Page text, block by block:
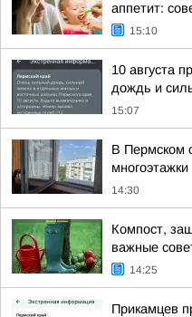
аппетит:
15:10
10 августа
дождь и
15:07
В Пермском
многоэтажки
14:30
Компост,
важные
14:25
Прикамцев